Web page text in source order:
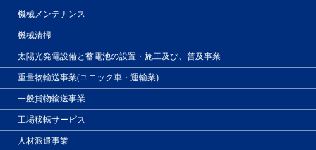
機械メンテナンス
機械清掃
太陽光発電設備と蓄電池の設置・施工及び、普及事業
重量物輸送事業(ユニック車・運輸業)
一般貨物輸送事業
工場移転サービス
人材派遣事業